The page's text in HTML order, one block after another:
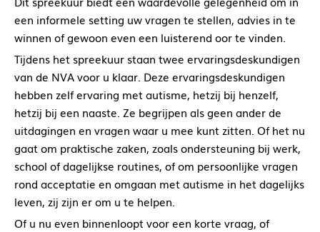
een informele setting uw vragen te stellen, advies in te
winnen of gewoon even een luisterend oor te vinden.
Tijdens het spreekuur staan twee ervaringsdeskundigen
van de NVA voor u klaar. Deze ervaringsdeskundigen
hebben zelf ervaring met autisme, hetzij bij henzelf,
hetzij bij een naaste. Ze begrijpen als geen ander de
uitdagingen en vragen waar u mee kunt zitten. Of het nu
gaat om praktische zaken, zoals ondersteuning bij werk,
school of dagelijkse routines, of om persoonlijke vragen
rond acceptatie en omgaan met autisme in het dagelijks
leven, zij zijn er om u te helpen.
Of u nu even binnenloopt voor een korte vraag, of